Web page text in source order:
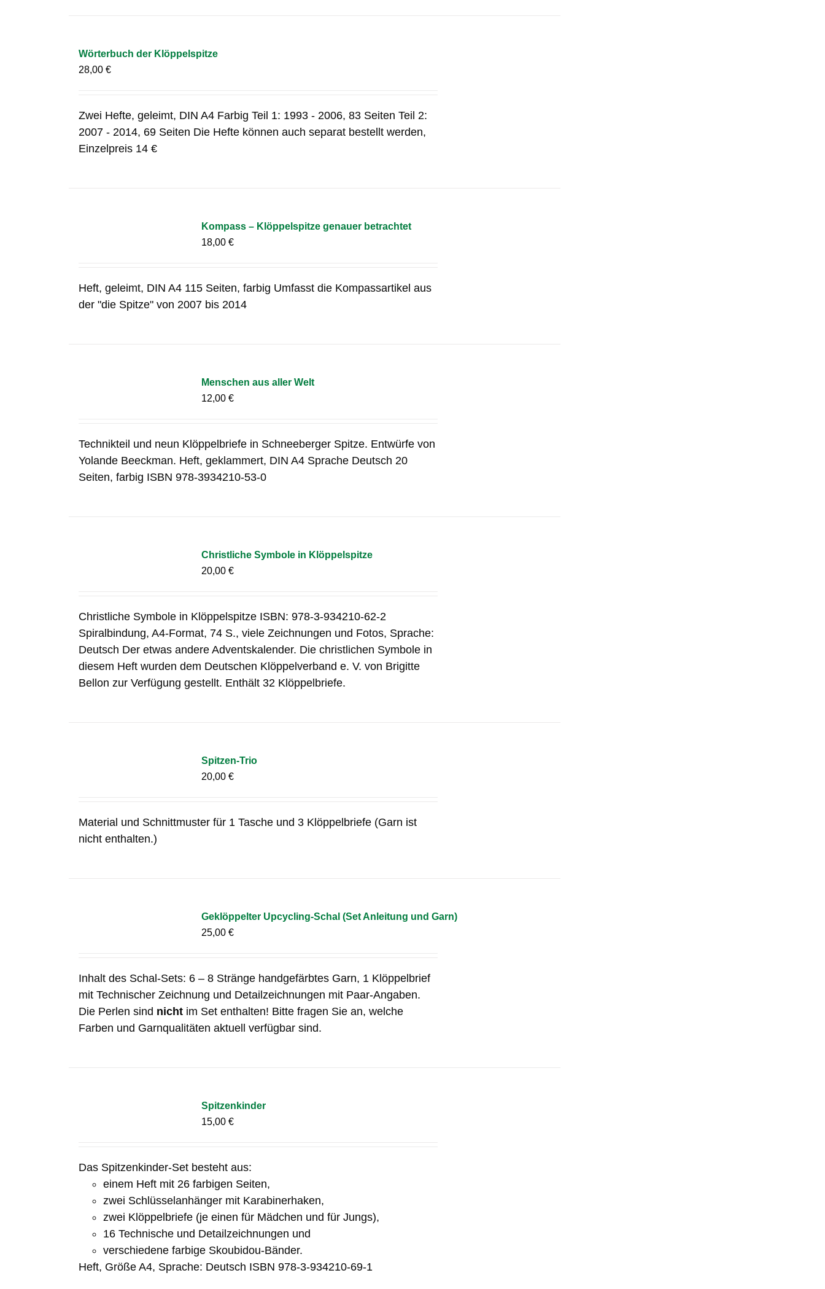
Wörterbuch der Klöppelspitze
28,00€
Zwei Hefte, geleimt, DIN A4 Farbig Teil 1: 1993 - 2006, 83 Seiten Teil 2:
2007 - 2014, 69 Seiten Die Hefte können auch separat bestellt werden,
Einzelpreis 14 €
Kompass – Klöppelspitze genauer betrachtet
18,00€
Heft, geleimt, DIN A4 115 Seiten, farbig Umfasst die Kompassartikel aus
der "die Spitze" von 2007 bis 2014
Menschen aus aller Welt
12,00€
Technikteil und neun Klöppelbriefe in Schneeberger Spitze. Entwürfe von
Yolande Beeckman. Heft, geklammert, DIN A4 Sprache Deutsch 20
Seiten, farbig ISBN 978-3934210-53-0
Christliche Symbole in Klöppelspitze
20,00€
Christliche Symbole in Klöppelspitze ISBN: 978-3-934210-62-2
Spiralbindung, A4-Format, 74 S., viele Zeichnungen und Fotos, Sprache:
Deutsch Der etwas andere Adventskalender. Die christlichen Symbole in
diesem Heft wurden dem Deutschen Klöppelverband e. V. von Brigitte
Bellon zur Verfügung gestellt. Enthält 32 Klöppelbriefe.
Spitzen-Trio
20,00€
Material und Schnittmuster für 1 Tasche und 3 Klöppelbriefe (Garn ist
nicht enthalten.)
Geklöppelter Upcycling-Schal (Set Anleitung und Garn)
25,00€
Inhalt des Schal-Sets: 6 – 8 Stränge handgefärbtes Garn, 1 Klöppelbrief
mit Technischer Zeichnung und Detailzeichnungen mit Paar-Angaben.
Die Perlen sind nicht im Set enthalten! Bitte fragen Sie an, welche
Farben und Garnqualitäten aktuell verfügbar sind.
Spitzenkinder
15,00€
Das Spitzenkinder-Set besteht aus:
einem Heft mit 26 farbigen Seiten,
zwei Schlüsselanhänger mit Karabinerhaken,
zwei Klöppelbriefe (je einen für Mädchen und für Jungs),
16 Technische und Detailzeichnungen und
verschiedene farbige Skoubidou-Bänder.
Heft, Größe A4, Sprache: Deutsch ISBN 978-3-934210-69-1